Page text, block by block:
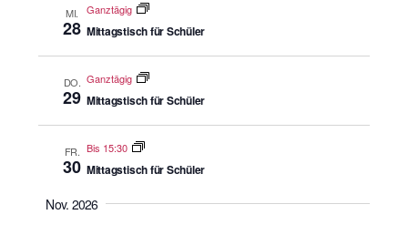
MI.
28
Ganztägig
Mittagstisch für Schüler
DO.
29
Ganztägig
Mittagstisch für Schüler
FR.
30
Bis 15:30
Mittagstisch für Schüler
Nov. 2026